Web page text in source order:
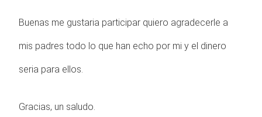
Buenas me gustaria participar quiero agradecerle a
mis padres todo lo que han echo por mi y el dinero
seria para ellos.
Gracias, un saludo.